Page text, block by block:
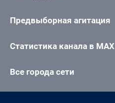
Предвыборная агитация
Статистика канала в MAX
Все города сети